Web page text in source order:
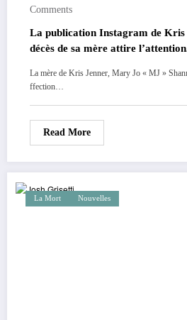
Comments
La publication Instagram de Kris
décès de sa mère attire
La mère de Kris Jenner, Mary Jo « MJ »
ffection…
Read More
La Mort Nouvelles